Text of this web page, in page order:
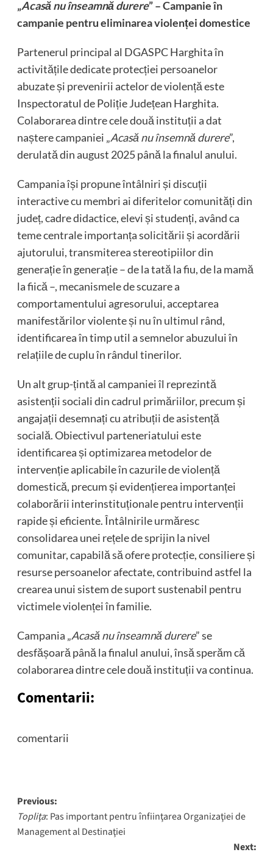
„Acasă nu înseamnă durere” –Campanie în
campanie pentru eliminarea violenței domestice
Partenerul principal al DGASPC Harghita în
activitățile dedicate protecției persoanelor
abuzate și prevenirii actelor de violență este
Inspectoratul de Poliție Județean Harghita.
Colaborarea dintre cele două instituții a dat
naștere campaniei „Acasă nu însemnă durere”,
derulată din august 2025 până la finalul anului.
Campania își propune întâlniri și discuții
interactive cu membri ai diferitelor comunități din
județ, cadre didactice, elevi și studenți, având ca
teme centrale importanța solicitării și acordării
ajutorului, transmiterea stereotipiilor din
generație în generație – de la tată la fiu, de la mamă
la fiică –, mecanismele de scuzare a
comportamentului agresorului, acceptarea
manifestărilor violente și nu în ultimul rând,
identificarea în timp util a semnelor abuzului în
relațiile de cuplu în rândul tinerilor.
Un alt grup-țintă al campaniei îl reprezintă
asistenții sociali din cadrul primăriilor, precum și
angajații desemnați cu atribuții de asistență
socială. Obiectivul parteneriatului este
identificarea și optimizarea metodelor de
intervenție aplicabile în cazurile de violență
domestică, precum și evidențierea importanței
colaborării interinstituționale pentru intervenții
rapide și eficiente. Întâlnirile urmăresc
consolidarea unei rețele de sprijin la nivel
comunitar, capabilă să ofere protecție, consiliere și
resurse persoanelor afectate, contribuind astfel la
crearea unui sistem de suport sustenabil pentru
victimele violenței în familie.
Campania „Acasă nu înseamnă durere” se
desfășoară până la finalul anului, însă sperăm că
colaborarea dintre cele două instituții va continua.
Comentarii:
comentarii
Post
navigation
Previous:
Topliţa: Pas important pentru înfiinţarea Organizaţiei de
Management al Destinaţiei
Next: